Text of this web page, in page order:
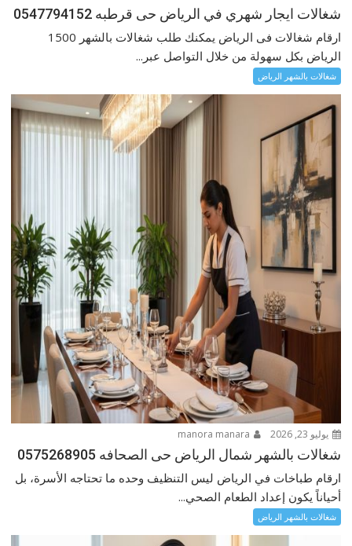
شغالات ايجار شهري في الرياض حى قرطبه 0547794152
ارقام شغالات فى الرياض يمكنك طلب شغالات بالشهر 1500
الرياض بكل سهولة من خلال التواصل عبر...
شغالات بالشهر الرياض
يوليو 23, 2026
شغالات بالشهر شمال الرياض حى الصحافه 0575268905
ارقام طباخات في الرياض ليس التنظيف وحده ما تحتاجه الأسرة، بل
أحياناً يكون إعداد الطعام الصحي...
شغالات بالشهر الرياض